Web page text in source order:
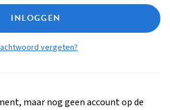
INLOGGEN
vergeten?
maar nog geen account op de